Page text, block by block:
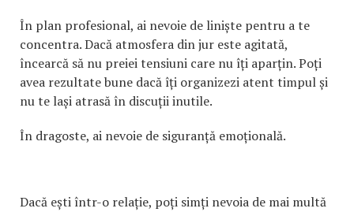
În plan profesional, ai nevoie de liniște pentru a te
concentra. Dacă atmosfera din jur este agitată,
încearcă să nu preiei tensiuni care nu îți aparțin. Poți
avea rezultate bune dacă îți organizezi atent timpul și
nu te lași atrasă în discuții inutile.
În dragoste, ai nevoie de siguranță emoțională.
Dacă ești într-o relație, poți simți nevoia de mai multă